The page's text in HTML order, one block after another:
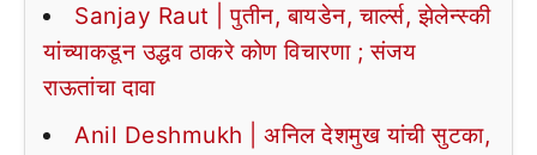
Sanjay Raut | पुतीन, बायडेन, चार्ल्स, झेलेन्स्की
यांच्याकडून उद्धव ठाकरे कोण विचारणा ; संजय
राऊतांचा दावा
Anil Deshmukh | अनिल देशमुख यांची सुटका,